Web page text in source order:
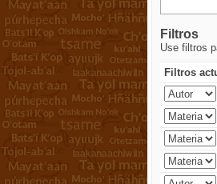
Filtros
Use filtros
Filtros